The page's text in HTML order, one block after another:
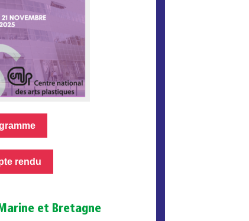
rendu
et Bretagne